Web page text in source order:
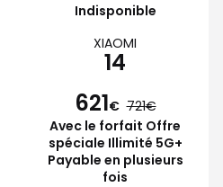
Indisponible
XIAOMI
14
621€ 721
Avec le forfait Offre
spéciale Illimité 5G+
Payable en plusieurs
fois